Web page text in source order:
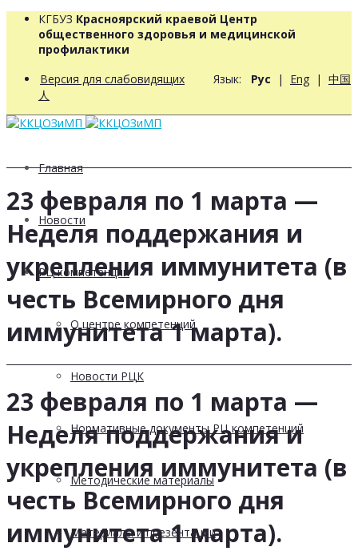
КГБУЗ Красноярский краевой Центр
общественного здоровья и медицинской
профилактики
Версия для слабовидящих Язык: Рус | Eng | 中国
人
Главная
Новости
РЦ компетенций
О центре компетенций
Новости РЦК
Нормативные документы РЦ компетенций
Методические материалы
Материалы и презентации
23 февраля по 1 марта —
Неделя поддержания и
укрепления иммунитета (в
честь Всемирного дня
иммунитета 1 марта).
23 февраля по 1 марта —
Неделя поддержания и
укрепления иммунитета (в
честь Всемирного дня
иммунитета 1 марта).